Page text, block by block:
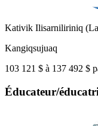
Kativik Ilisarniliriniq
Kangiqsujuaq
103 121 $ à 137 492 $
Éducateur/